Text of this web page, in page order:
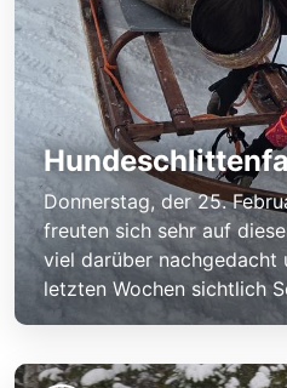
Donnerstag, der 25.
freuten sich sehr auf
viel darüber nachgedacht
letzten Wochen sichtlich